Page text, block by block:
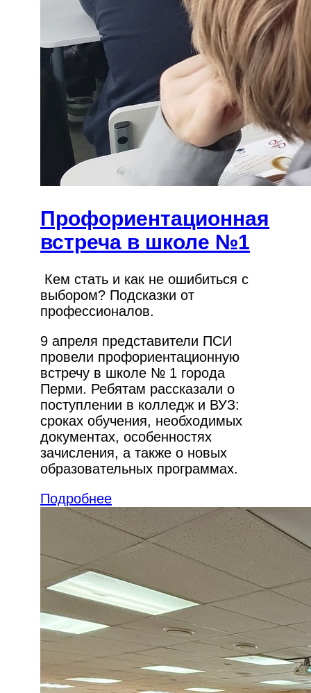
Профориентационная
встреча в школе №1
Кем стать и как не ошибиться с
выбором? Подсказки от
профессионалов.
9 апреля представители ПСИ
провели профориентационную
встречу в школе № 1 города
Перми. Ребятам рассказали о
поступлении в колледж и ВУЗ:
сроках обучения, необходимых
документах, особенностях
зачисления, а также о новых
образовательных программах.
Подробнее